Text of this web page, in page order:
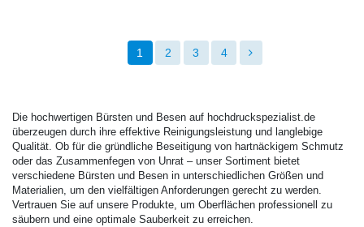
1 2 3 4
Die hochwertigen Bürsten und Besen auf hochdruckspezialist.de
überzeugen durch ihre effektive Reinigungsleistung und langlebige
Qualität. Ob für die gründliche Beseitigung von hartnäckigem Schmutz
oder das Zusammenfegen von Unrat – unser Sortiment bietet
verschiedene Bürsten und Besen in unterschiedlichen Größen und
Materialien, um den vielfältigen Anforderungen gerecht zu werden.
Vertrauen Sie auf unsere Produkte, um Oberflächen professionell zu
säubern und eine optimale Sauberkeit zu erreichen.